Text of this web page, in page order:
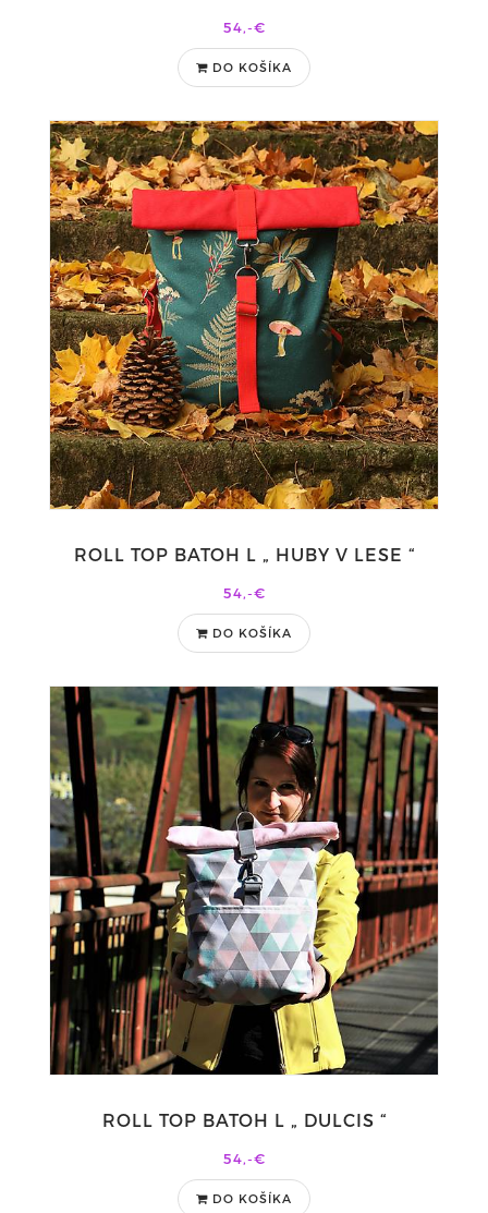
54,-€
DO KOŠÍKA
ROLL TOP BATOH L „ HUBY V LESE “
54,-€
DO KOŠÍKA
ROLL TOP BATOH L „ DULCIS “
54,-€
DO KOŠÍKA